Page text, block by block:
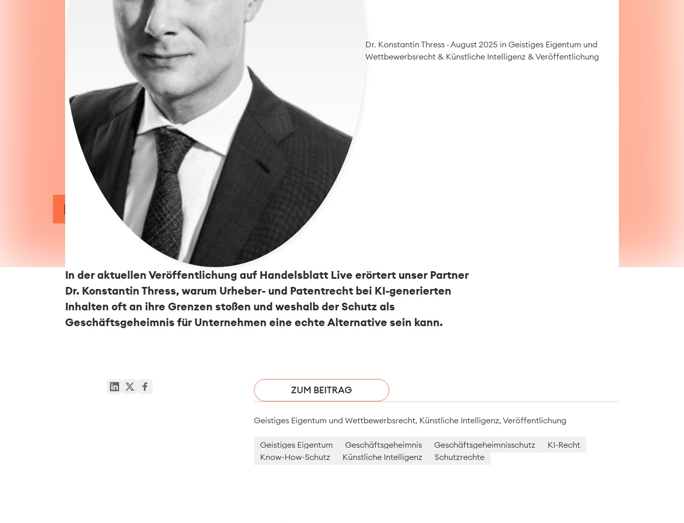
Künstliche Intelligenz und Geistiges Eigentum – ein Spannungsfeld?
Dr. Konstantin Thress · August 2025 in Geistiges Eigentum und
Wettbewerbsrecht & Künstliche Intelligenz & Veröffentlichung
In der aktuellen Veröffentlichung auf Handelsblatt Live erörtert unser Partner
Dr. Konstantin Thress, warum Urheber- und Patentrecht bei KI-generierten
Inhalten oft an ihre Grenzen stoßen und weshalb der Schutz als
Geschäftsgeheimnis für Unternehmen eine echte Alternative sein kann.
ZUM BEITRAG
Geistiges Eigentum und Wettbewerbsrecht, Künstliche Intelligenz, Veröffentlichung
Geistiges Eigentum Geschäftsgeheimnis Geschäftsgeheimnisschutz
KI-Recht
Know-How-Schutz
Künstliche Intelligenz Schutzrechte